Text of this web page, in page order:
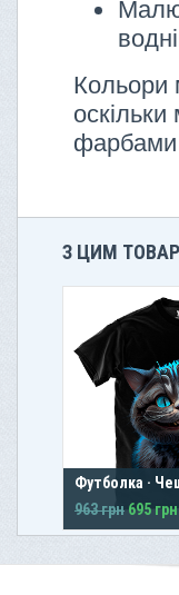
Кольори
фарбами
З ЦИМ
Футболка ·
963 грн 695 грн